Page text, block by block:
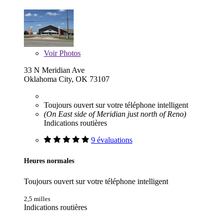
VoirPhotos
33 N Meridian Ave
Oklahoma City, OK 73107
Toujours ouvert sur votre téléphone intelligent
(On East side of Meridian just north of Reno)
Indications routières
9 évaluations
Heures normales
Toujours ouvert sur votre téléphone intelligent
2,5 milles
Indications routières